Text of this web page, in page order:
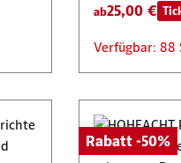
ab25,00 €
Verfügbar: 88
Rabatt -50%